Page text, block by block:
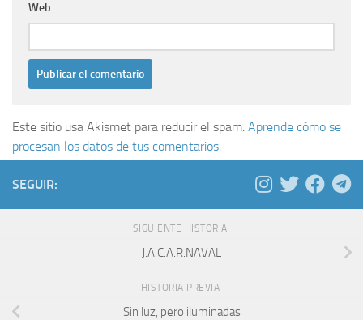
Web
Este sitio usa Akismet para reducir el spam. Aprende cómo se
procesan los datos de tus comentarios.
SEGUIR:
SIGUIENTE HISTORIA
J.A.C.A.R.NAVAL
HISTORIA PREVIA
Sin luz, pero iluminadas